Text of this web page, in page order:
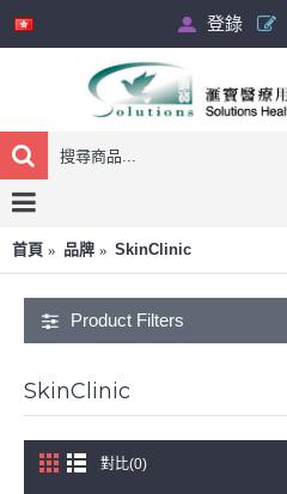
登錄
首頁 品牌 SkinClinic
Product Filters
SkinClinic
對比(0)